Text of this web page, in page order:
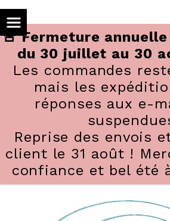
🚨 Fermeture
du 30 juillet au 30
Les commandes
mais les
réponses aux e-
Reprise des envois
client le 31 août !
confiance et bel été